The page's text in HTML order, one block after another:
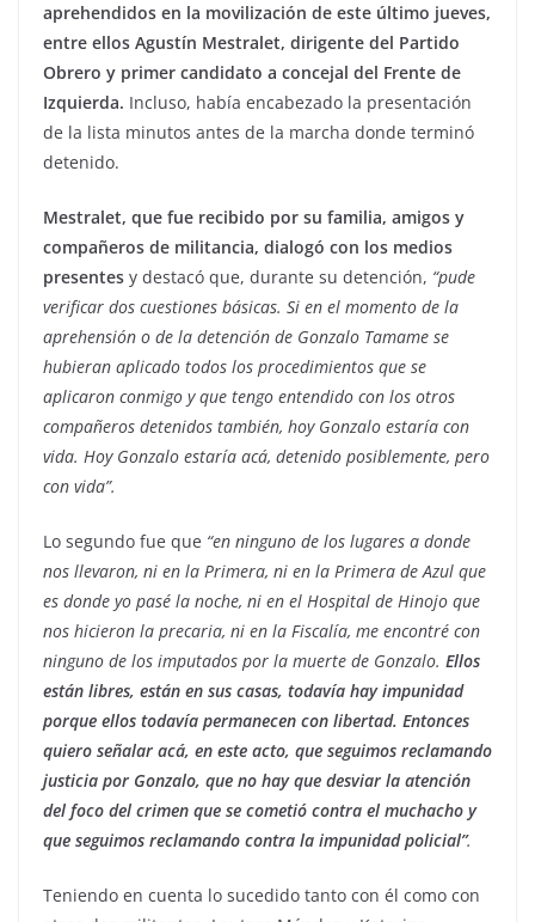
aprehendidos en la movilización de este último jueves,
entre ellos Agustín Mestralet, dirigente del Partido
Obrero y primer candidato a concejal del Frente de
Izquierda. Incluso, había encabezado la presentación
de la lista minutos antes de la marcha donde terminó
detenido.
Mestralet, que fue recibido por su familia, amigos y
compañeros de militancia, dialogó con los medios
presentes y destacó que, durante su detención, “pude
verificar dos cuestiones básicas. Si en el momento de la
aprehensión o de la detención de Gonzalo Tamame se
hubieran aplicado todos los procedimientos que se
aplicaron conmigo y que tengo entendido con los otros
compañeros detenidos también, hoy Gonzalo estaría con
vida. Hoy Gonzalo estaría acá, detenido posiblemente, pero
con vida”.
Lo segundo fue que “en ninguno de los lugares a donde
nos llevaron, ni en la Primera, ni en la Primera de Azul que
es donde yo pasé la noche, ni en el Hospital de Hinojo que
nos hicieron la precaria, ni en la Fiscalía, me encontré con
ninguno de los imputados por la muerte de Gonzalo. Ellos
están libres, están en sus casas, todavía hay impunidad
porque ellos todavía permanecen con libertad. Entonces
quiero señalar acá, en este acto, que seguimos reclamando
justicia por Gonzalo, que no hay que desviar la atención
del foco del crimen que se cometió contra el muchacho y
que seguimos reclamando contra la impunidad policial”.
Teniendo en cuenta lo sucedido tanto con él como con